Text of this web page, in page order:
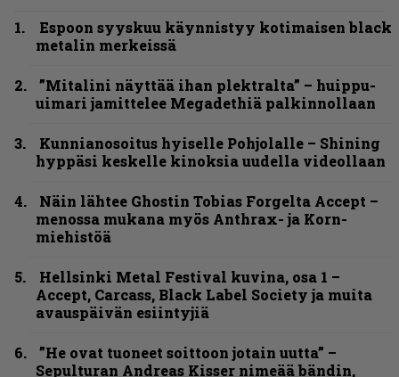
Espoon syyskuu käynnistyy kotimaisen black
metalin merkeissä
”Mitalini näyttää ihan plektralta” – huippu-
uimari jamittelee Megadethiä palkinnollaan
Kunnianosoitus hyiselle Pohjolalle – Shining
hyppäsi keskelle kinoksia uudella videollaan
Näin lähtee Ghostin Tobias Forgelta Accept –
menossa mukana myös Anthrax- ja Korn-
miehistöä
Hellsinki Metal Festival kuvina, osa 1 –
Accept, Carcass, Black Label Society ja muita
avauspäivän esiintyjiä
”He ovat tuoneet soittoon jotain uutta” –
Sepulturan Andreas Kisser nimeää bändin,